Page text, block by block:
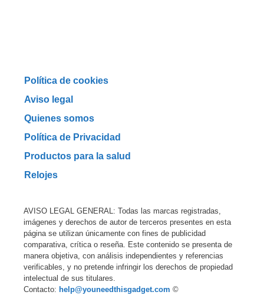
Política de cookies
Aviso legal
Quienes somos
Política de Privacidad
Productos para la salud
Relojes
AVISO LEGAL GENERAL: Todas las marcas registradas,
imágenes y derechos de autor de terceros presentes en esta
página se utilizan únicamente con fines de publicidad
comparativa, crítica o reseña. Este contenido se presenta de
manera objetiva, con análisis independientes y referencias
verificables, y no pretende infringir los derechos de propiedad
intelectual de sus titulares.
Contacto: help@youneedthisgadget.com ©